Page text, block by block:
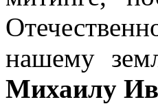
нашему
Михаилу